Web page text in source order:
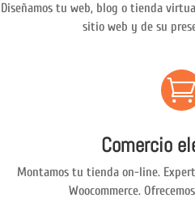
Diseñamos tu web, blog o tienda
sitio web y de su

Comercio
Montamos tu tienda on-line.
Woocommerce.